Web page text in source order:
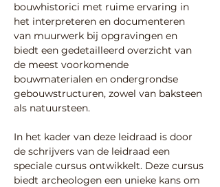
bouwhistorici met ruime ervaring in
het interpreteren en documenteren
van muurwerk bij opgravingen en
biedt een gedetailleerd overzicht van
de meest voorkomende
bouwmaterialen en ondergrondse
gebouwstructuren, zowel van baksteen
als natuursteen.
In het kader van deze leidraad is door
de schrijvers van de leidraad een
speciale cursus ontwikkelt. Deze cursus
biedt archeologen een unieke kans om